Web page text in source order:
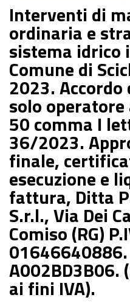
Interventi di
ordinaria e
sistema idrico
Comune di
2023.
solo
50 comma I
36/2023.
finale,
esecuzione e
fattura, Ditta
S.r.l., Via Dei
Comiso (RG)
01646640886.
A002BD3B06.
ai fini IVA).